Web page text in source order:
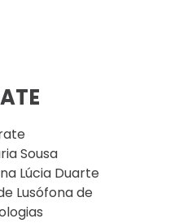
Sousa
Lúcia Duarte
Lusófona de